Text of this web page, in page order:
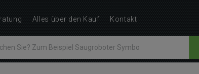
Alles über den Kauf Kontakt